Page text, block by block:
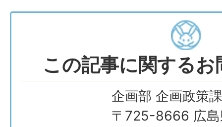
この記事に関する
企画部 企画政策課
〒725-8666 広島